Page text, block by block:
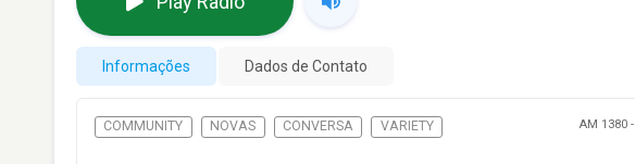
Informações Dados de Contato
COMMUNITY NOVAS CONVERSA VARIETY AM 1380 -